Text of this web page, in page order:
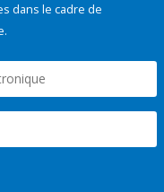
dans le cadre de